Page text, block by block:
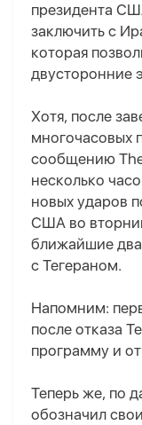
президента
заключить с
которая
двусторонние
Хотя, после
многочасовых
сообщению The
несколько
новых ударов
США во
ближайшие два
с Тегераном.
Напомним:
после отказа
программу и
Теперь же, по
обозначил